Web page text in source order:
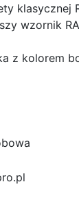
klasycznej
wzornik
z kolorem